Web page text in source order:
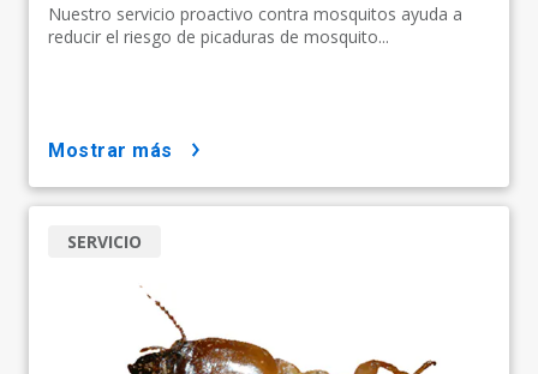
Nuestro servicio proactivo contra mosquitos ayuda a
reducir el riesgo de picaduras de mosquito...
mostrar más
SERVICIO